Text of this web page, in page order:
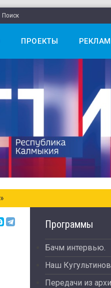
Поиск
ПРОЕКТЫ
Главные новости
Программы
Бачм интервью.
Наш Кугультинов
Передачи из